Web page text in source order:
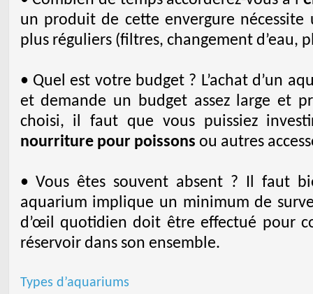
un produit de cette envergure
plus réguliers (filtres, changement d’eau,
• Quel est votre budget ? L’achat d’un
et demande un budget assez large et
choisi, il faut que vous puissiez
nourriture pour poissons ou autres
• Vous êtes souvent absent ? Il faut
aquarium implique un minimum de
d’œil quotidien doit être effectué pour
réservoir dans son ensemble.
Types d’aquariums